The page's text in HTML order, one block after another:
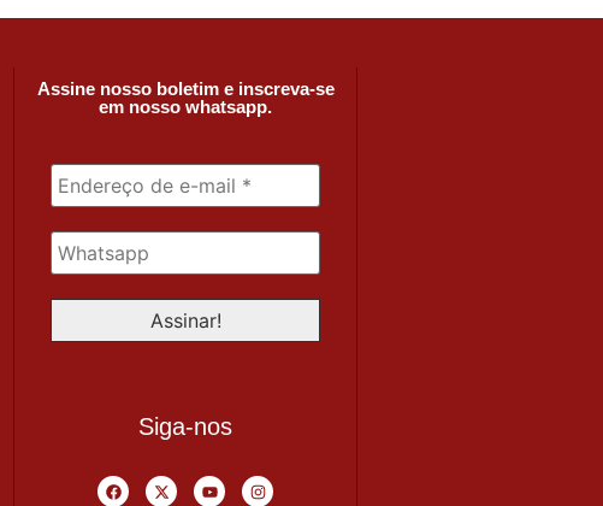
Assine nosso boletim e inscreva-se
em nosso whatsapp.
Siga-nos